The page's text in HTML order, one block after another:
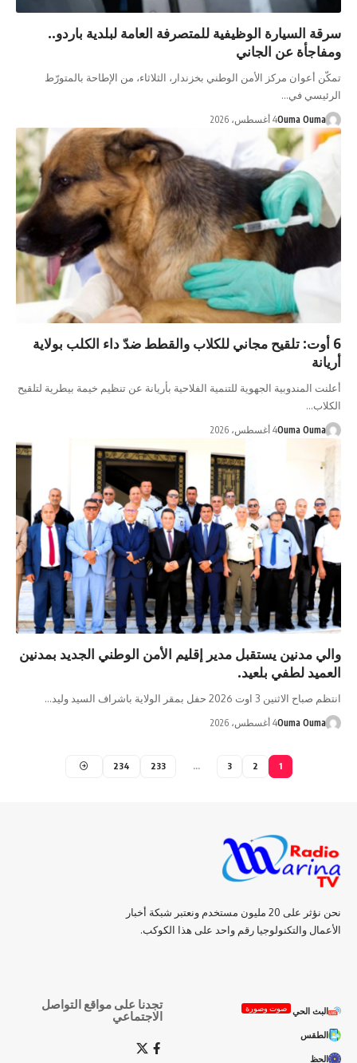
سرقة السيارة الوظيفية للمتصرفة العامة لبلدية باردو..
ومفاجأة عن الجاني
تمكّن أعوان مركز الأمن الوطني بخزندار، الثلاثاء، من الإطاحة بالمتورّط
الرئيسي في…
Ouma Ouma4 أغسطس، 2026
6 أوت: تلقيح مجاني للكلاب والقطط ضدّ داء الكلب بولاية
أريانة
أعلنت المندوبية الجهوية للتنمية الفلاحية بأريانة عن تنظيم خيمة بيطرية لتلقيح
الكلاب…
Ouma Ouma4 أغسطس، 2026
والي مدنين يستقبل مدير إقليم الأمن الوطني الجديد بمدنين
العميد لطفي بلعيد.
انتظم صباح الاثنين 3 اوت 2026 حفل بمقر الولاية باشراف السيد وليد…
Ouma Ouma4 أغسطس، 2026
1
2
3
…
233
234
نحن نؤثر على 20 مليون مستخدم ونعتبر شبكة أخبار
الأعمال والتكنولوجيا رقم واحد على هذا الكوكب.
البث الحي صوت وصورة
الطقس
الحظ
تجدنا على مواقع التواصل
الاجتماعي